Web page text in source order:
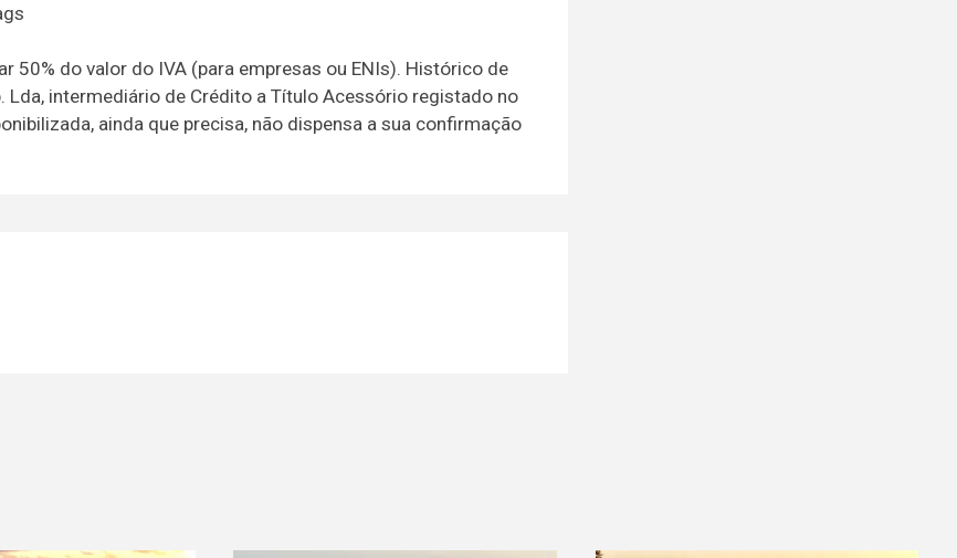
50% do valor do IVA (para empresas ou ENIs). Histórico de
Lda, intermediário de Crédito a Título Acessório registado no
ainda que precisa, não dispensa a sua confirmação